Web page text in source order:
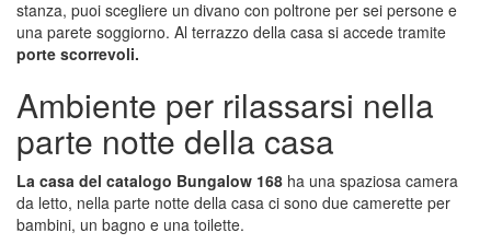
stanza, puoi scegliere un divano con poltrone per sei persone e
una parete soggiorno. Al terrazzo della casa si accede tramite
porte scorrevoli.
Ambiente per rilassarsi nella
parte notte della casa
La casa del catalogo Bungalow 168 ha una spaziosa camera
da letto, nella parte notte della casa ci sono due camerette per
bambini, un bagno e una toilette.